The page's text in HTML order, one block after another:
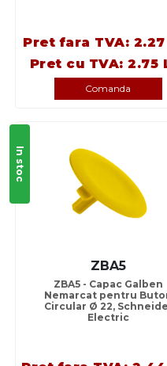
Pret fara TVA:
Pret cu TVA: 2.75
Comanda
In stoc
ZBA5
ZBA5 - Capac Galben
Nemarcat pentru
Circular Ø 22,
Electric